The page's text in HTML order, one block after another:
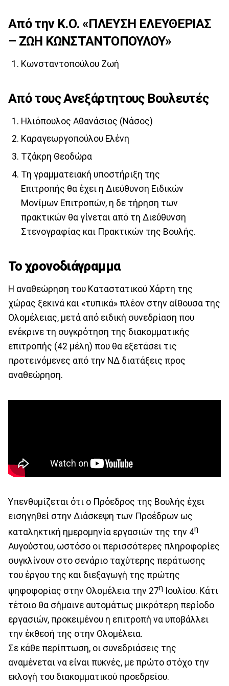
Από την Κ.Ο. «ΠΛΕΥΣΗ ΕΛΕΥΘΕΡΙΑΣ
– ΖΩΗ ΚΩΝΣΤΑΝΤΟΠΟΥΛΟΥ»
Κωνσταντοπούλου Ζωή
Από τους Ανεξάρτητους Βουλευτές
Ηλιόπουλος Αθανάσιος (Νάσος)
Καραγεωργοπούλου Ελένη
Τζάκρη Θεοδώρα
Τη γραμματειακή υποστήριξη της
Επιτροπής θα έχει η Διεύθυνση Ειδικών
Μονίμων Επιτροπών, η δε τήρηση των
πρακτικών θα γίνεται από τη Διεύθυνση
Στενογραφίας και Πρακτικών της Βουλής.
Το χρονοδιάγραμμα
Η αναθεώρηση του Καταστατικού Χάρτη της
χώρας ξεκινά και «τυπικά» πλέον στην αίθουσα της
Ολομέλειας, μετά από ειδική συνεδρίαση που
ενέκρινε τη συγκρότηση της διακομματικής
επιτροπής (42 μέλη) που θα εξετάσει τις
προτεινόμενες από την ΝΔ διατάξεις προς
αναθεώρηση.
Υπενθυμίζεται ότι ο Πρόεδρος της Βουλής έχει
εισηγηθεί στην Διάσκεψη των Προέδρων ως
καταληκτική ημερομηνία εργασιών της την 4η
Αυγούστου, ωστόσο οι περισσότερες πληροφορίες
συγκλίνουν στο σενάριο ταχύτερης περάτωσης
του έργου της και διεξαγωγή της πρώτης
ψηφοφορίας στην Ολομέλεια την 27η Ιουλίου. Κάτι
τέτοιο θα σήμαινε αυτομάτως μικρότερη περίοδο
εργασιών, προκειμένου η επιτροπή να υποβάλλει
την έκθεσή της στην Ολομέλεια.
Σε κάθε περίπτωση, οι συνεδριάσεις της
αναμένεται να είναι πυκνές, με πρώτο στόχο την
εκλογή του διακομματικού προεδρείου.